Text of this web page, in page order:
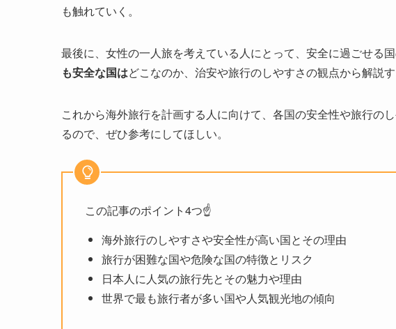
も触れていく。
最後に、女性の一人旅を考えている人にとって、安全に過ごせる国
も安全な国はどこなのか、治安や旅行のしやすさの観点から解説す
これから海外旅行を計画する人に向けて、各国の安全性や旅行の
るので、ぜひ参考にしてほしい。
この記事のポイント4つ☝️
海外旅行のしやすさや安全性が高い国とその理由
旅行が困難な国や危険な国の特徴とリスク
日本人に人気の旅行先とその魅力や理由
世界で最も旅行者が多い国や人気観光地の傾向